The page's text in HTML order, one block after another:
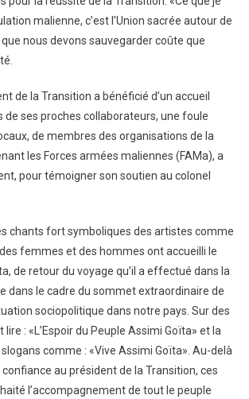
malienne, c’est l’Union sacrée autour de
nous devons sauvegarder coûte que
de la Transition a bénéficié d’un accueil
de ses proches collaborateurs, une foule
de membres des organisations de la
les Forces armées maliennes (FAMa), a
pour témoigner son soutien au colonel
chants fort symboliques des artistes comme
femmes et des hommes ont accueilli le
de retour du voyage qu’il a effectué dans la
dans le cadre du sommet extraordinaire de
sociopolitique dans notre pays. Sur des
: «L’Espoir du Peuple Assimi Goïta» et la
comme : «Vive Assimi Goïta». Au-delà
au président de la Transition, ces
l’accompagnement de tout le peuple